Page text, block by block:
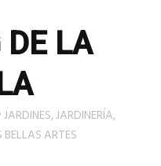
DE LA
JARDINERÍA,
ARTES